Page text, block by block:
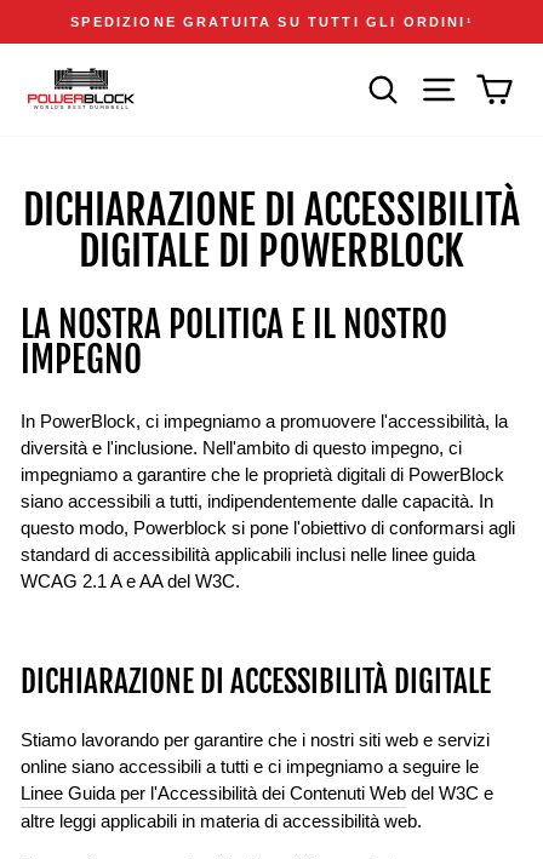
contenuti
Metti
Announcements
SPEDIZIONE GRATUITA SU TUTTI GLI ORDINI 1
CERCA
DICHIARAZIONE DI ACCESSIBILITÀ
DIGITALE DI POWERBLOCK
LA NOSTRA POLITICA E IL NOSTRO
IMPEGNO
In PowerBlock, ci impegniamo a promuovere l'accessibilità, la
diversità e l'inclusione. Nell'ambito di questo impegno, ci
impegniamo a garantire che le proprietà digitali di PowerBlock
siano accessibili a tutti, indipendentemente dalle capacità. In
questo modo, Powerblock si pone l'obiettivo di conformarsi agli
standard di accessibilità applicabili inclusi nelle linee guida
WCAG 2.1 A e AA del W3C.
DICHIARAZIONE DI ACCESSIBILITÀ DIGITALE
Stiamo lavorando per garantire che i nostri siti web e servizi
online siano accessibili a tutti e ci impegniamo a seguire le
Linee Guida per l'Accessibilità dei Contenuti Web del W3C e
altre leggi applicabili in materia di accessibilità web.